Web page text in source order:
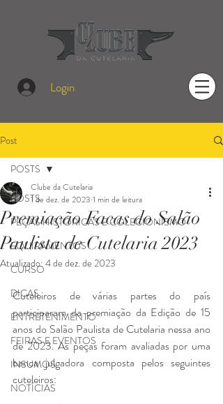
Login
Post
POSTS
PEÇAS HISTÓRICAS E COLECIONISMO
EQUIPAMENTOS
CURSO
DICAS
ENTRETENIMENTO
FEIRAS E EVENTOS
INSUMOS
NOTÍCIAS
POSTS
Premiação Facas do Salão
Paulista de Cutelaria 2023
Clube da Cutelaria
1 de dez. de 2023 1 min de leitura
Atualizado:4 de dez. de 2023
Cuteleiros de várias partes do país
participaram da premiação da Edição de 15
anos do Salão Paulista de Cutelaria nessa ano
de 2023. As peças foram avaliadas por uma
banca julgadora composta pelos seguintes
cuteleiros:​